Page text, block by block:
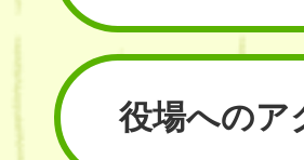
役場へのア